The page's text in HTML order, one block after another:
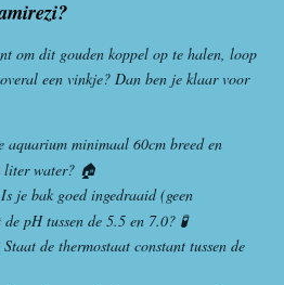
om dit gouden koppel op te halen, loop
een vinkje? Dan ben je klaar voor
aquarium minimaal 60cm breed en
liter water? 🏠
Is je bak goed ingedraaid (geen
pH tussen de 5.5 en 7.0? 🧪
Staat de thermostaat constant tussen de